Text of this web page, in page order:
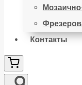
Контакты